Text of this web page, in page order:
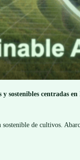
y sostenibles
sostenible de cultivos.